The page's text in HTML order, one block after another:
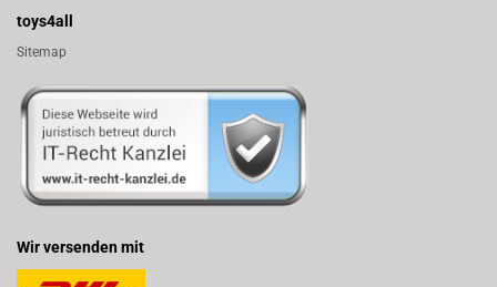
toys4all
Sitemap
Wir versenden mit